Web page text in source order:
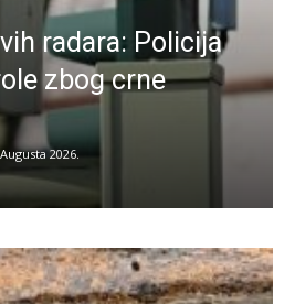
radara: Policija
zbog crne
2026.